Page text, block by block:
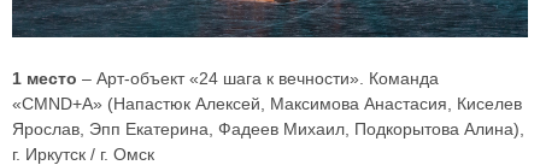
1 место – Арт-объект «24 шага к вечности». Команда
«CMND+A» (Напастюк Алексей, Максимова Анастасия, Киселев
Ярослав, Эпп Екатерина, Фадеев Михаил, Подкорытова Алина),
г. Иркутск / г. Омск